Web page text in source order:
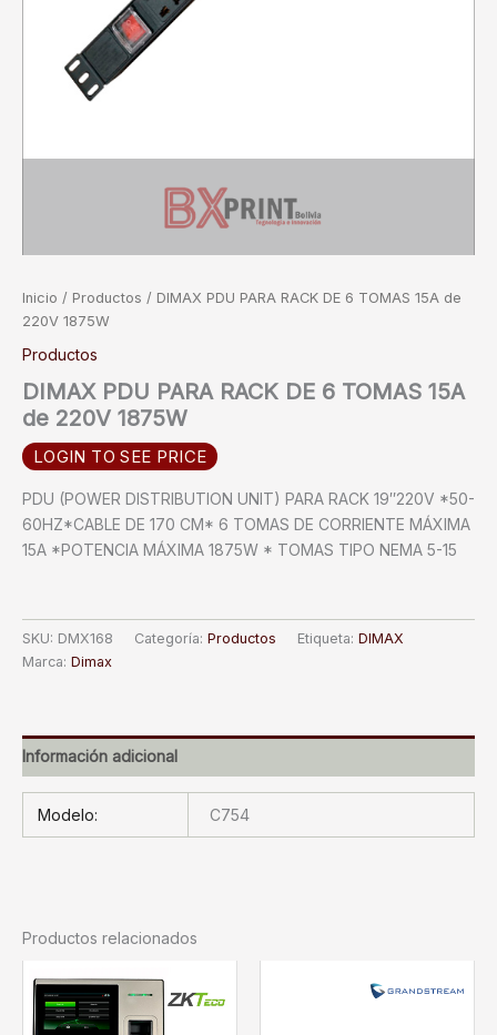
Inicio / Productos / DIMAX PDU PARA RACK DE 6 TOMAS 15A de
220V 1875W
Productos
DIMAX PDU PARA RACK DE 6 TOMAS 15A
de 220V 1875W
LOGIN TO SEE PRICE
PDU (POWER DISTRIBUTION UNIT) PARA RACK 19″220V *50-
60HZ*CABLE DE 170 CM* 6 TOMAS DE CORRIENTE MÁXIMA
15A *POTENCIA MÁXIMA 1875W * TOMAS TIPO NEMA 5-15
SKU: DMX168 Categoría: Productos Etiqueta: DIMAX
Marca: Dimax
Información adicional
Modelo: C754
Productos relacionados